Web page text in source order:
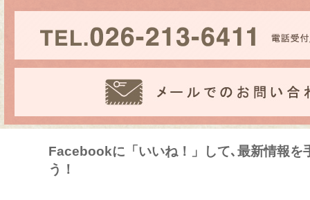
Facebookに「いいね！」して､最新情報を
う！